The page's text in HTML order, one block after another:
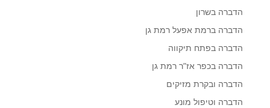
הדברה בשרון
הדברה ברמת אפעל רמת גן
הדברה בפתח תיקווה
הדברה בכפר אז”ר רמת גן
הדברה ובקרת מזיקים
הדברה וטיפול מונע